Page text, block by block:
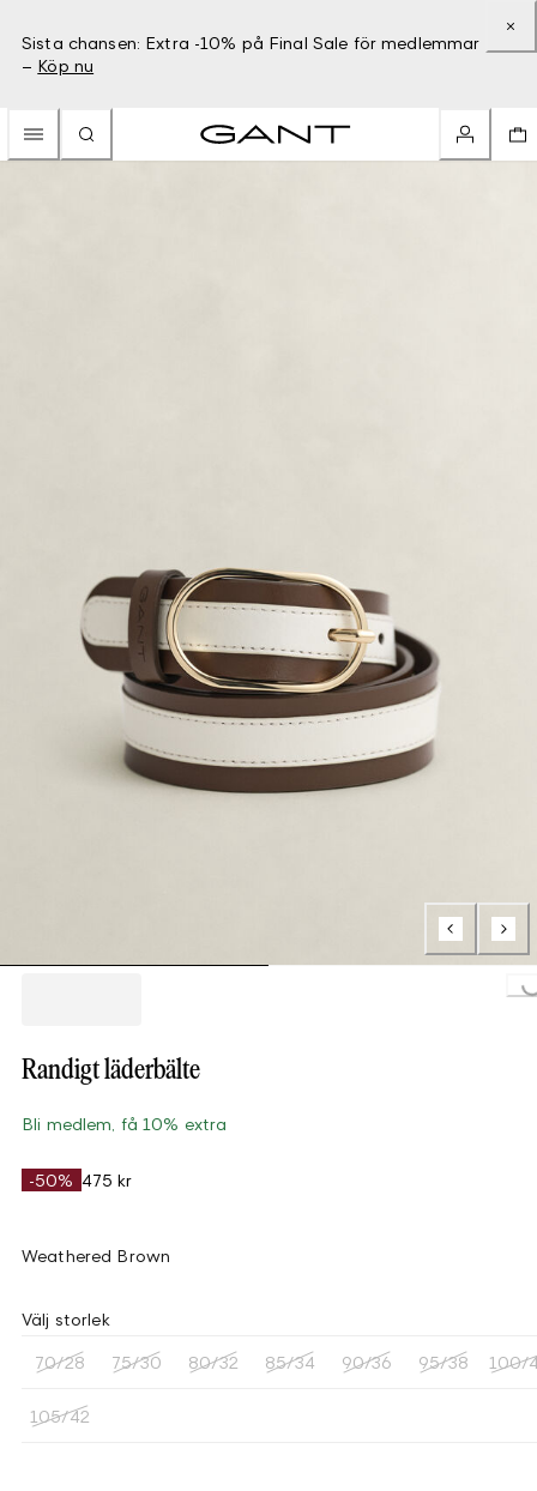
Sista chansen: Extra -10% på Final Sale för medlemmar
– Köp nu
Randigt läderbälte
Bli medlem, få 10% extra
-50% 475 kr
Weathered Brown
Välj storlek
70/28 75/30 80/32 85/34 90/36 95/38 100/
105/42